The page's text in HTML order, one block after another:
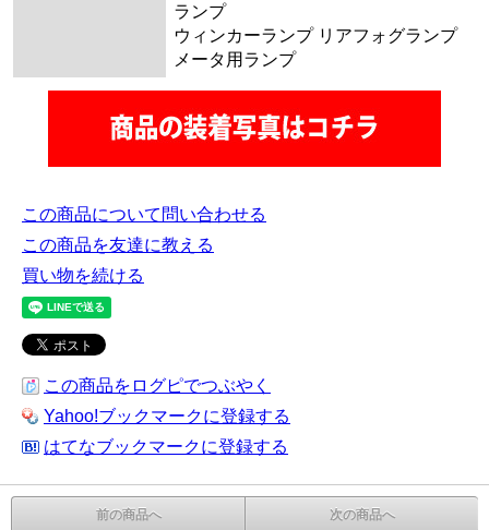
ランプ
ウィンカーランプ リアフォグランプ
メータ用ランプ
この商品について問い合わせる
この商品を友達に教える
買い物を続ける
この商品をログピでつぶやく
Yahoo!ブックマークに登録する
はてなブックマークに登録する
前の商品へ 次の商品へ